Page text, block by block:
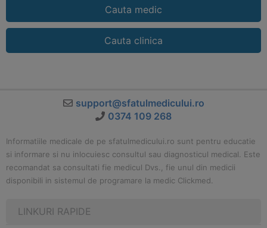
Cauta medic
Cauta clinica
support@sfatulmedicului.ro
0374 109 268
Informatiile medicale de pe sfatulmedicului.ro sunt pentru educatie
si informare si nu inlocuiesc consultul sau diagnosticul medical. Este
recomandat sa consultati fie medicul Dvs., fie unul din medicii
disponibili in sistemul de programare la medic Clickmed.
LINKURI RAPIDE